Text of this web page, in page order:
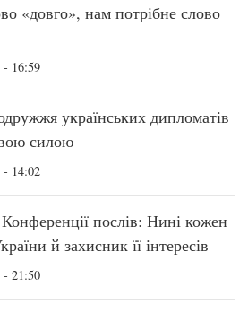
«довго», нам потрібне слово
- 16:59
українських дипломатів
силою
- 14:02
послів: Нині кожен
й захисник її інтересів
- 21:50